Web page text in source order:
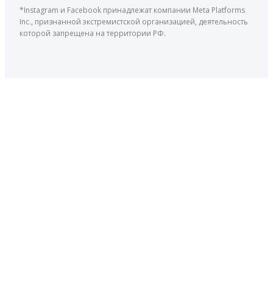
*Instagram и Facebook принадлежат компании Meta Platforms
Inc., признанной экстремистской организацией, деятельность
которой запрещена на территории РФ.